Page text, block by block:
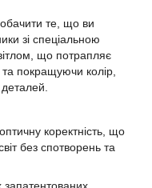
те, що ви
зі спеціальною
що потрапляє
покращуючи колір,
коректність, що
без спотворень та